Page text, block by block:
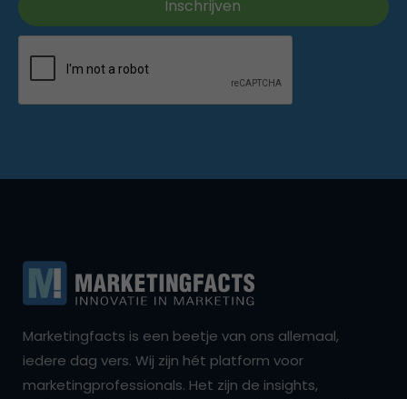
Marketingfacts is een beetje van ons allemaal,
iedere dag vers. Wij zijn hét platform voor
marketingprofessionals. Het zijn de insights,